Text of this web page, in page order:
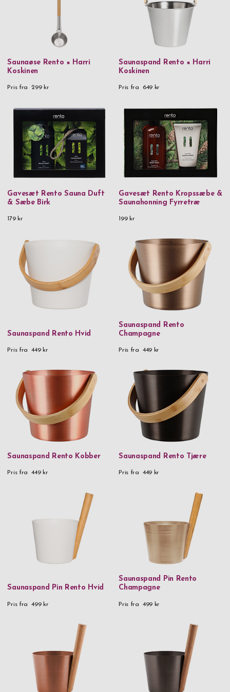
Vi tilbyder altid fri fragt og hurtig levering. Bestil allerede i dag!
Saunaøse Rento × Harri
Koskinen
Pris fra 299 kr
Saunaspand Rento × Harri
Koskinen
Pris fra 649 kr
Gavesæt Rento Sauna Duft
& Sæbe Birk
179 kr
Gavesæt Rento Kropssæbe &
Saunahonning Fyrretræ
199 kr
Saunaspand Rento Hvid
Pris fra 449 kr
Saunaspand Rento
Champagne
Pris fra 449 kr
Saunaspand Rento Kobber
Pris fra 449 kr
Saunaspand Rento Tjære
Pris fra 449 kr
Saunaspand Pin Rento Hvid
Pris fra 499 kr
Saunaspand Pin Rento
Champagne
Pris fra 499 kr